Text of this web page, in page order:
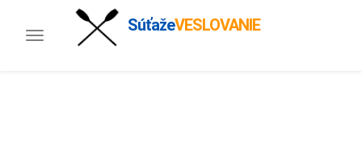
Toggle
SúťažeVESLOVANIE